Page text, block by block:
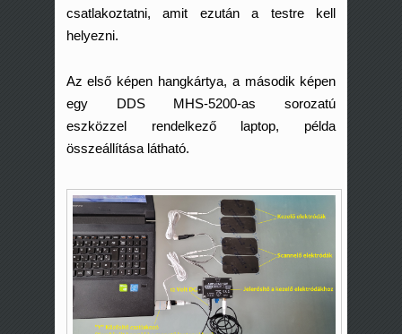
csatlakoztatni, amit ezután a testre kell
helyezni.
Az első képen hangkártya, a második képen
egy DDS MHS-5200-as sorozatú
eszközzel rendelkező laptop, példa
összeállítása látható.